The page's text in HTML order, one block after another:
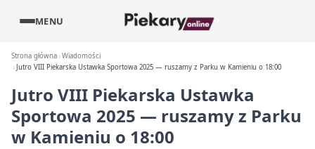
MENU
Strona główna Wiadomości
Jutro VIII Piekarska Ustawka Sportowa 2025 — ruszamy z Parku w Kamieniu o 18:00
Jutro VIII Piekarska Ustawka
Sportowa 2025 — ruszamy z Parku
w Kamieniu o 18:00